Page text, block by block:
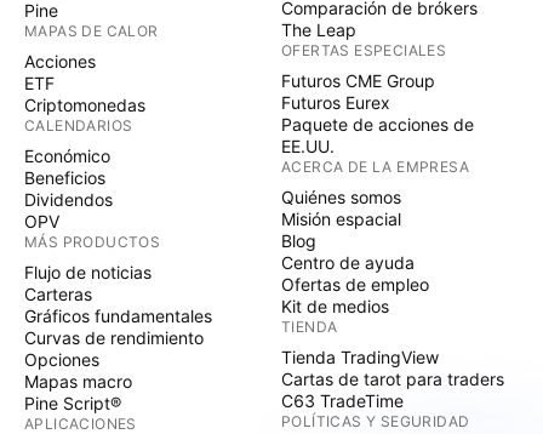
Pine
MAPAS DE CALOR
Acciones
ETF
Criptomonedas
CALENDARIOS
Económico
Beneficios
Dividendos
OPV
MÁS PRODUCTOS
Flujo de noticias
Carteras
Gráficos fundamentales
Curvas de rendimiento
Opciones
Mapas macro
Pine Script®
APLICACIONES
Comparación de brókers
The Leap
OFERTAS ESPECIALES
Futuros CME Group
Futuros Eurex
Paquete de acciones de
EE.UU.
ACERCA DE LA EMPRESA
Quiénes somos
Misión espacial
Blog
Centro de ayuda
Ofertas de empleo
Kit de medios
TIENDA
Tienda TradingView
Cartas de tarot para traders
C63 TradeTime
POLÍTICAS Y SEGURIDAD